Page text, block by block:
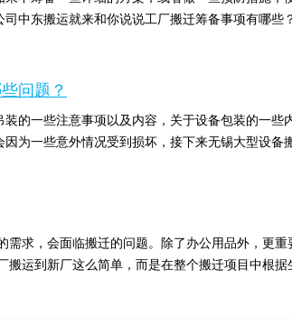
中东搬运就来和你说说工厂搬迁筹备事项有哪
问题？
的一些注意事项以及内容，关于设备包装的一
为一些意外情况受到损坏，接下来无锡大型设备
求，会面临搬迁的问题。除了办公用品外，更
运到新厂这么简单，而是在整个搬迁项目中根